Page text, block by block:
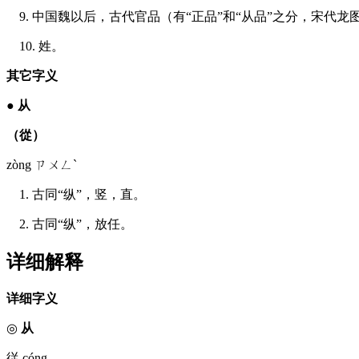
9. 中国魏以后，古代官品（有“正品”和“从品”之分，宋代龙
10. 姓。
其它字义
● 从
（從）
zòng ㄗㄨㄥˋ
1. 古同“纵”，竖，直。
2. 古同“纵”，放任。
详细解释
详细字义
◎ 从